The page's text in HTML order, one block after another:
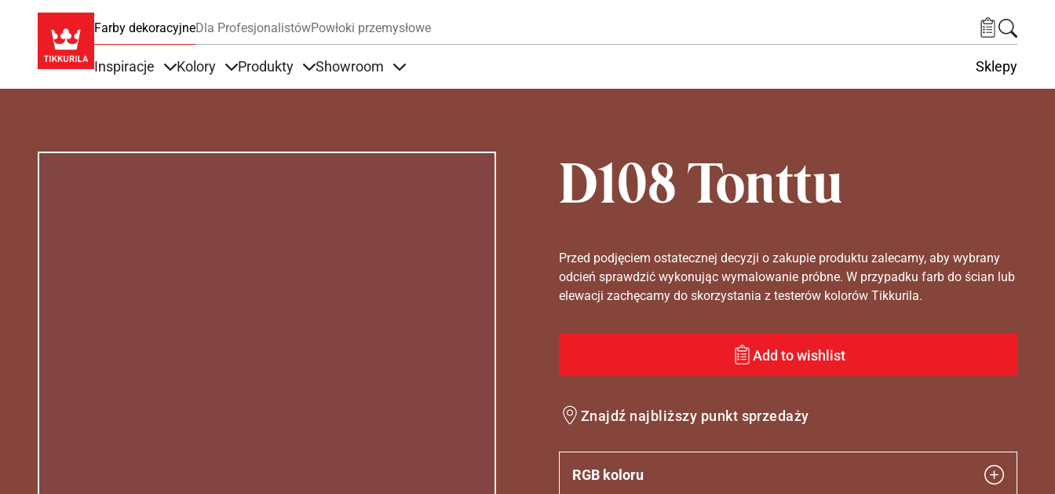
Farby dekoracyjneDla ProfesjonalistówPowłoki przemysłowe
Inspiracje Kolory Produkty Showroom Sklepy
D108 Tonttu
Przed podjęciem ostatecznej decyzji o zakupie produktu zalecamy, aby wybrany
odcień sprawdzić wykonując wymalowanie próbne. W przypadku farb do ścian lub
elewacji zachęcamy do skorzystania z testerów kolorów Tikkurila.
Add to wishlist
Znajdź najbliższy punkt sprzedaży
RGB koloru